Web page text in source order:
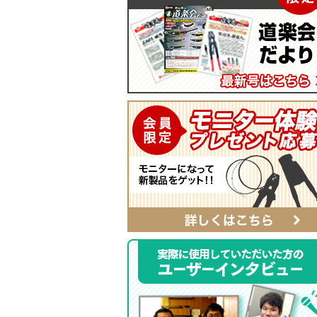
電工ジョイント
自動ポンチ
全ネジレンチ・ソケット
LEDライト
カチッとホルダー
SmartShuttoシリーズ
ソフトフィットシリーズ
SmartEdgeシリーズ
ハイクオリティ・レザーシリーズ
レザーシリーズ ナチュラル&ブラック
タイプ
ベルト
αシリーズ
タフロン電工ポケット
ハンマーホルダー